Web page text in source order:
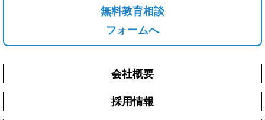
無料教育相談
フォームへ
会社概要
採用情報